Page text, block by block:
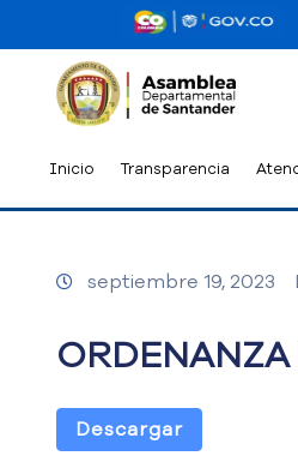
Inicio Transparencia
septiembre 19, 2023
Descargar